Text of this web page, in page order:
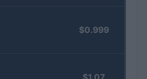
$0.999
$1.07